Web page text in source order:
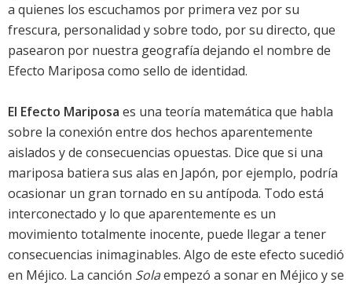
a quienes los escuchamos por primera vez por su
frescura, personalidad y sobre todo, por su directo, que
pasearon por nuestra geografía dejando el nombre de
Efecto Mariposa como sello de identidad.
El Efecto Mariposa es una teoría matemática que habla
sobre la conexión entre dos hechos aparentemente
aislados y de consecuencias opuestas. Dice que si una
mariposa batiera sus alas en Japón, por ejemplo, podría
ocasionar un gran tornado en su antípoda. Todo está
interconectado y lo que aparentemente es un
movimiento totalmente inocente, puede llegar a tener
consecuencias inimaginables. Algo de este efecto sucedió
en Méjico. La canción Solaempezó a sonar en Méjico y se